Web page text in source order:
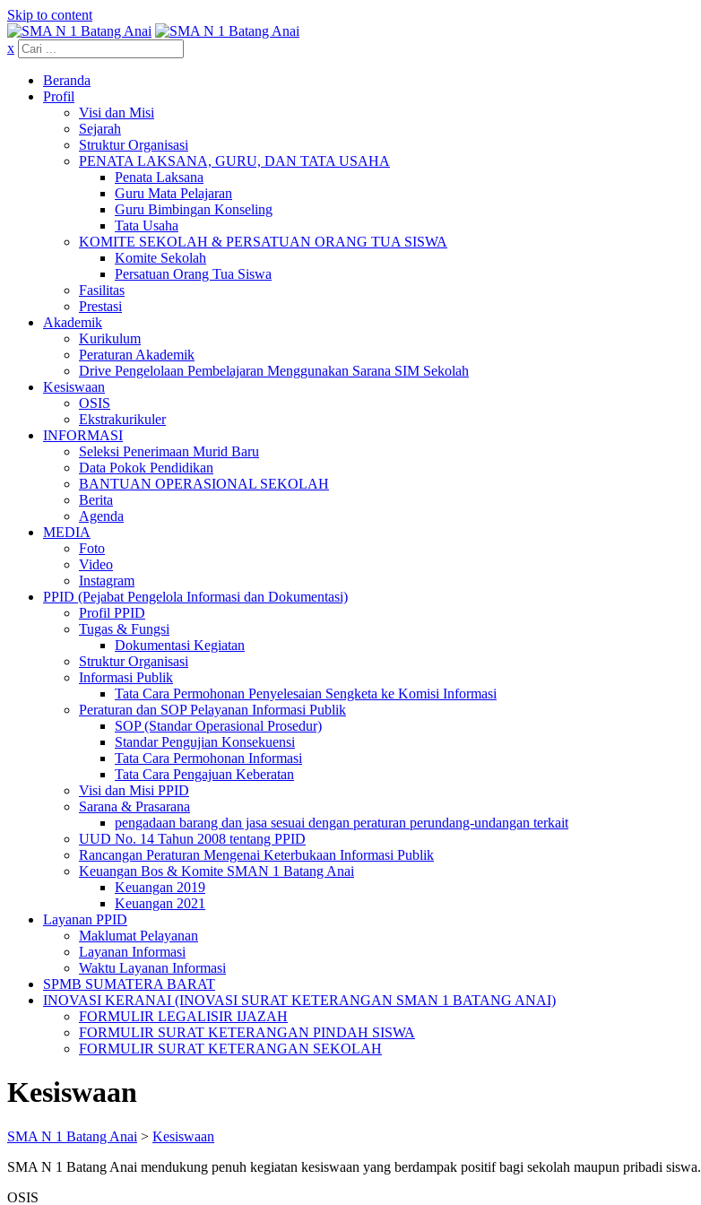
Skip to content
x
Beranda
Profil
Visi dan Misi
Sejarah
Struktur Organisasi
PENATA LAKSANA, GURU, DAN TATA USAHA
Penata Laksana
Guru Mata Pelajaran
Guru Bimbingan Konseling
Tata Usaha
KOMITE SEKOLAH & PERSATUAN ORANG TUA SISWA
Komite Sekolah
Persatuan Orang Tua Siswa
Fasilitas
Prestasi
Akademik
Kurikulum
Peraturan Akademik
Drive Pengelolaan Pembelajaran Menggunakan Sarana SIM Sekolah
Kesiswaan
OSIS
Ekstrakurikuler
INFORMASI
Seleksi Penerimaan Murid Baru
Data Pokok Pendidikan
BANTUAN OPERASIONAL SEKOLAH
Berita
Agenda
MEDIA
Foto
Video
Instagram
PPID (Pejabat Pengelola Informasi dan Dokumentasi)
Profil PPID
Tugas & Fungsi
Dokumentasi Kegiatan
Struktur Organisasi
Informasi Publik
Tata Cara Permohonan Penyelesaian Sengketa ke Komisi Informasi
Peraturan dan SOP Pelayanan Informasi Publik
SOP (Standar Operasional Prosedur)
Standar Pengujian Konsekuensi
Tata Cara Permohonan Informasi
Tata Cara Pengajuan Keberatan
Visi dan Misi PPID
Sarana & Prasarana
pengadaan barang dan jasa sesuai dengan peraturan perundang-undangan terkait
UUD No. 14 Tahun 2008 tentang PPID
Rancangan Peraturan Mengenai Keterbukaan Informasi Publik
Keuangan Bos & Komite SMAN 1 Batang Anai
Keuangan 2019
Keuangan 2021
Layanan PPID
Maklumat Pelayanan
Layanan Informasi
Waktu Layanan Informasi
SPMB SUMATERA BARAT
INOVASI KERANAI (INOVASI SURAT KETERANGAN SMAN 1 BATANG ANAI)
FORMULIR LEGALISIR IJAZAH
FORMULIR SURAT KETERANGAN PINDAH SISWA
FORMULIR SURAT KETERANGAN SEKOLAH
Kesiswaan
SMA N 1 Batang Anai > Kesiswaan
SMA N 1 Batang Anai mendukung penuh kegiatan kesiswaan yang berdampak positif bagi sekolah maupun pribadi siswa.
OSIS